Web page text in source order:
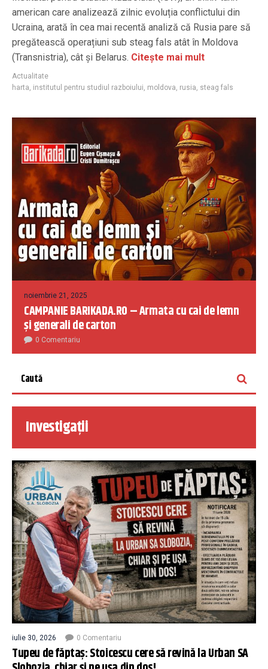
american care analizează zilnic evoluția conflictului din
Ucraina, arată în cea mai recentă analiză că Rusia pare să
pregătească operațiuni sub steag fals atât în Moldova
(Transnistria), cât și Belarus. Citește mai mult
Actualitate
harta, institutul pentru studiul razboiului, moldova, rusia, steag fals
noiembrie 21, 2025
CAMPANIE BARIKADA.RO – Armata cu cai de lemn
și generali de carton
0 Comentariu
Investigații
iulie 30, 2026 0 Comentariu
Tupeu de făptaș: Stoicescu cere să revină la Urban SA